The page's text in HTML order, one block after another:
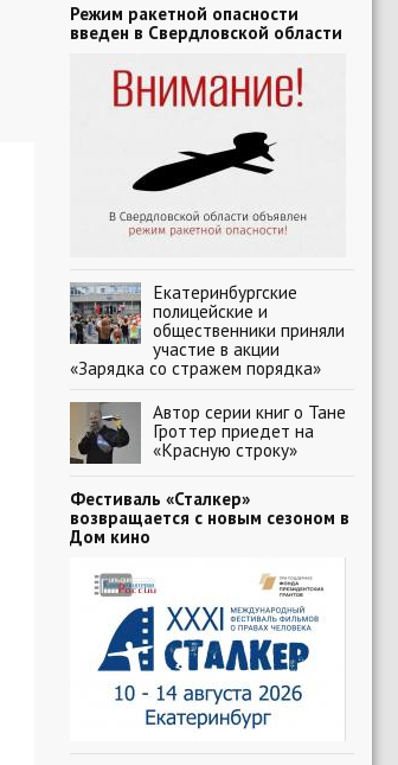
Режим ракетной опасности
введен в Свердловской области
Екатеринбургские
полицейские и
общественники приняли
участие в акции
«Зарядка со стражем порядка»
Автор серии книг о Тане
Гроттер приедет на
«Красную строку»
Фестиваль «Сталкер»
возвращается с новым сезоном в
Дом кино